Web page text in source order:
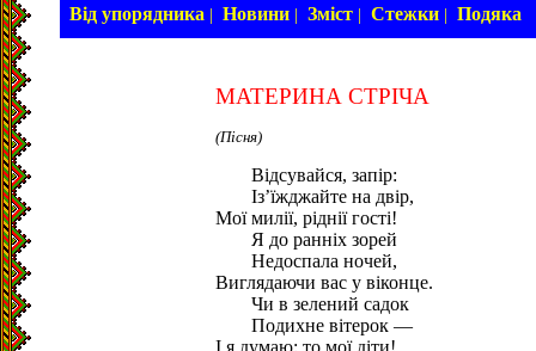
Від упорядника | Новини | Зміст | Стежки | Подяка
МАТЕРИНА СТРІЧА
(Пісня)
Відсувайся, запір:
Із’їжджайте на двір,
Мої милії, ріднії гості!
Я до ранніх зорей
Недоспала ночей,
Виглядаючи вас у віконце.
Чи в зелений садок
Подихне вітерок —
І я думаю: то мої діти!